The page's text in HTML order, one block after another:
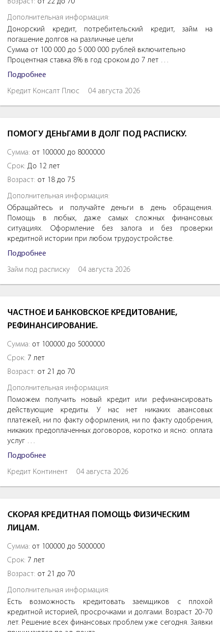
Дополнительная информация:
Донорский кредит, потребительский кредит, займ на
погашение долгов на различные цели
Сумма от 100 000 до 5 000 000 рублей включительно
Процентная ставка 8% в год сроком до 7 лет …
Подробнее
Кредит Консалт Плюс 04 августа 2026
ПОМОГУ ДЕНЬГАМИ В ДОЛГ ПОД РАСПИСКУ.
Сумма: от 100000 до 8000000
Срок: До 12 лет
Возраст: от 18 до 75
Дополнительная информация:
Обращайтесь и получайте деньги в день обращения.
Помощь в любых, даже самых сложных финансовых
ситуациях. Оформление без залога и без проверки
кредитной истории при любом трудоустройстве.
Подробнее
Займ под расписку 04 августа 2026
ЧАСТНОЕ И БАНКОВСКОЕ КРЕДИТОВАНИЕ,
РЕФИНАНСИРОВАНИЕ.
Сумма: от 100000 до 5000000
Срок: 7 лет
Возраст: от 21 до 70
Дополнительная информация:
Поможем получить новый кредит или рефинансировать
действующие кредиты. У нас нет никаких авансовых
платежей, ни по факту оформления, ни по факту одобрения,
никаких предоплаченных договоров, коротко и ясно: оплата
услуг …
Подробнее
Кредит Континент 04 августа 2026
СКОРАЯ КРЕДИТНАЯ ПОМОЩЬ ФИЗИЧЕСКИМ
ЛИЦАМ.
Сумма: от 100000 до 5000000
Срок: 7 лет
Возраст: от 21 до 70
Дополнительная информация:
Есть возможность кредитовать заемщиков с плохой
кредитной историей, просрочками и долгами. Возраст 20-70
лет. Решение всех финансовых проблем уже сегодня. Заявки